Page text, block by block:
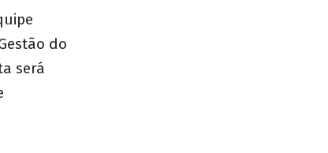
do
será